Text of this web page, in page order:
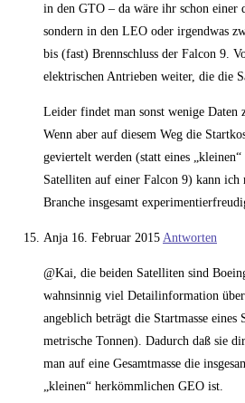
in den GTO – da wäre ihr schon einer
sondern in den LEO oder irgendwas
bis (fast) Brennschluss der Falcon 9.
elektrischen Antrieben weiter, die die
Leider findet man sonst wenige Daten
Wenn aber auf diesem Weg die
geviertelt werden (statt eines
Satelliten auf einer Falcon 9) kann ich
Branche insgesamt
Anja 16. Februar 2015 Antworten
@Kai, die beiden Satelliten sind
wahnsinnig viel Detailinformation über
angeblich beträgt die Startmasse
metrische Tonnen). Dadurch daß sie
man auf eine Gesamtmasse die
„kleinen“ herkömmlichen GEO ist.